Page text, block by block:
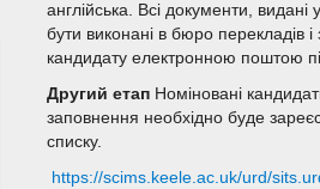
англійська. Всі документи,
бути виконані в бюро перекладів
кандидату електронною поштою
Другий етап Номіновані
заповнення необхідно буде
списку.
https://scims.keele.ac.uk/urd/